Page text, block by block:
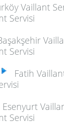
Vaillant
Servisi
Servisi
Fatih
Esenyurt
Servisi